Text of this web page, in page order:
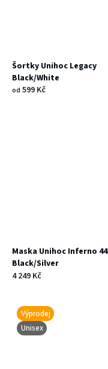
Šortky Unihoc Legacy
Black/White
od 599 Kč
Maska Unihoc Inferno 44
Black/Silver
4 249 Kč
Výprodej
Unisex